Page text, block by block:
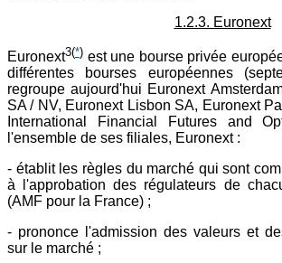
1.2.3. Euronext
Euronext3(*) est une bourse privée
différentes bourses européennes
regroupe aujourd'hui Euronext
SA / NV, Euronext Lisbon SA, Euronext
International Financial Futures and
l'ensemble de ses filiales, Euronext :
- établit les règles du marché qui sont
à l'approbation des régulateurs de
(AMF pour la France) ;
- prononce l'admission des valeurs et
sur le marché ;